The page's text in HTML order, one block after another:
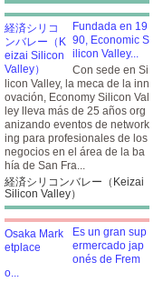
Fundada en 19
90, Economic S
ilicon Valley...
Con sede en Si
licon Valley, la meca de la inn
ovación, Economy Silicon Val
ley lleva más de 25 años org
anizando eventos de network
ing para profesionales de los
negocios en el área de la ba
hía de San Fra...
経済シリコンバレー（Keizai
Silicon Valley）
Es un gran sup
ermercado jap
onés de Frem
o...